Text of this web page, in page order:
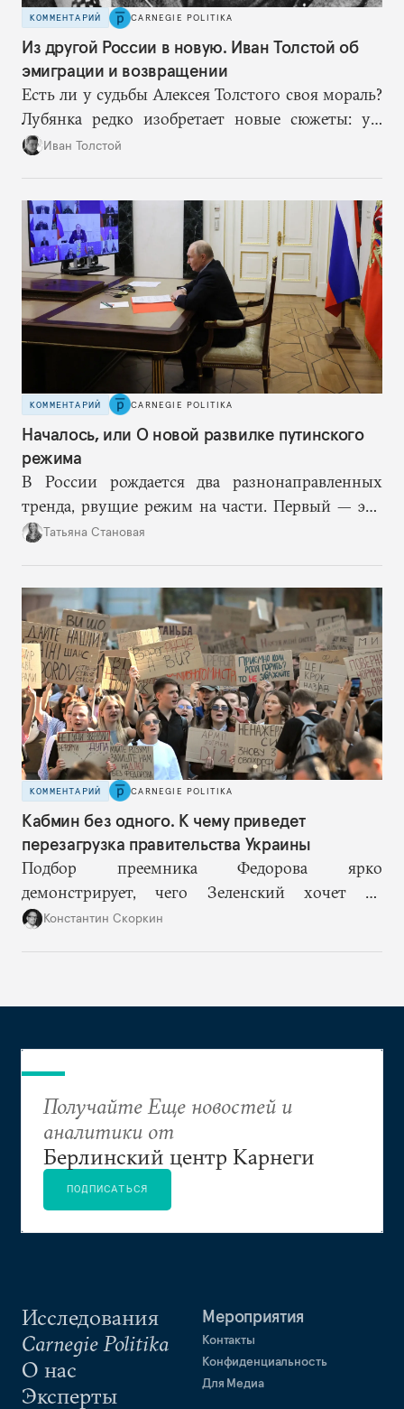
КОММЕНТАРИЙ CARNEGIE POLITIKA
Из другой России в новую. Иван Толстой об
эмиграции и возвращении
Есть ли у судьбы Алексея Толстого своя мораль?
Лубянка редко изобретает новые сюжеты: уж
больно хорошо срабатывают старые.
Иван Толстой
КОММЕНТАРИЙ CARNEGIE POLITIKA
Началось, или О новой развилке путинского
режима
В России рождается два разнонаправленных
тренда, рвущие режим на части. Первый — это
путинская логика войны, где эскалация влечет за
возможностей, на компетентность в принятии
решений и адекватное целеполагание.
Татьяна Становая
КОММЕНТАРИЙ CARNEGIE POLITIKA
Кабмин без одного. К чему приведет
перезагрузка правительства Украины
Подбор преемника Федорова ярко
демонстрирует, чего Зеленский хочет от
высшего военного руководства: продолжить
Константин Скоркин
Исследования
Carnegie Politika
О нас
Эксперты
Мероприятия
Контакты
Конфиденциальность
Для Медиа
Получайте Еще новостей и
аналитики от
Берлинский центр Карнеги
ПОДПИСАТЬСЯ